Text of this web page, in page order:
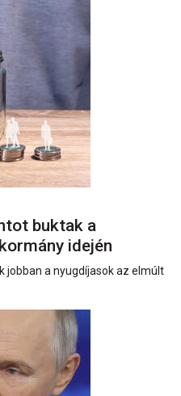
buktak a
idején
jobban a nyugdíjasok az elmúlt